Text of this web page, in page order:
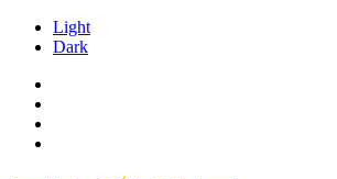
Light
Dark